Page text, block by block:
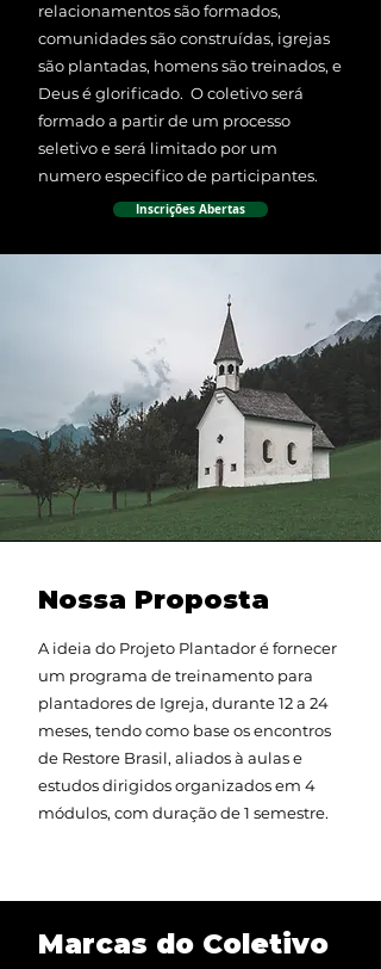
relacionamentos são formados,
comunidades são construídas, igrejas
são plantadas, homens são treinados, e
Deus é glorificado. O coletivo será
formado a partir de um processo
seletivo e será limitado por um
numero especifico de participantes.
Inscrições Abertas
Nossa Proposta
A ideia do Projeto Plantador é fornecer
um programa de treinamento para
plantadores de Igreja, durante 12 a 24
meses, tendo como base os encontros
de Restore Brasil, aliados à aulas e
estudos dirigidos organizados em 4
módulos, com duração de 1 semestre.
Marcas do Coletivo